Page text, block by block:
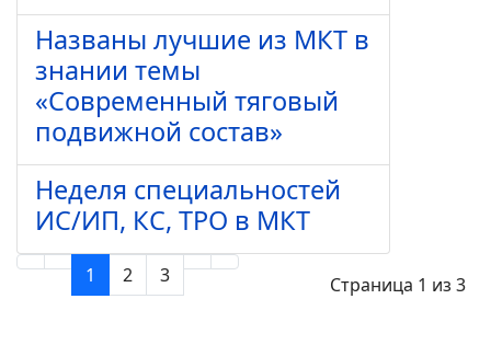
Названы лучшие из МКТ в
знании темы
«Современный тяговый
подвижной состав»
Неделя специальностей
ИС/ИП, КС, ТРО в МКТ
Страница 1 из 3
1 2 3